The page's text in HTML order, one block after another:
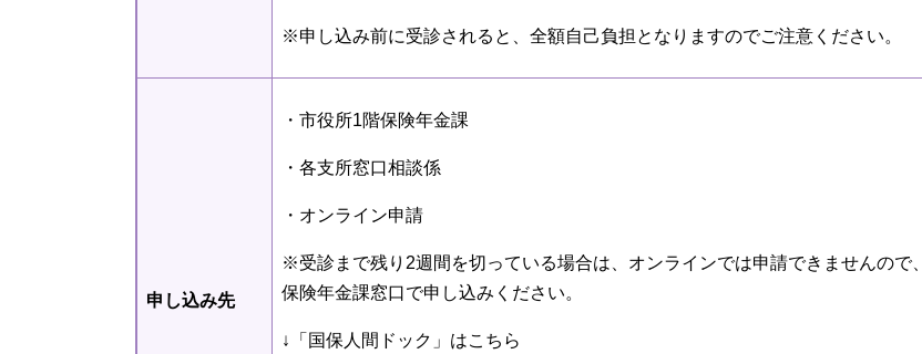
※申し込み前に受診されると、全額自己負担となりますのでご注意ください。
申し込み先
・市役所1階保険年金課
・各支所窓口相談係
・オンライン申請
※受診まで残り2週間を切っている場合は、オンラインでは申請できませんので、
保険年金課窓口で申し込みください。
↓「国保人間ドック」はこちら